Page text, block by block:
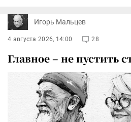
Игорь Мальцев
4 августа 2026, 14:00 28
Главное – не пустить